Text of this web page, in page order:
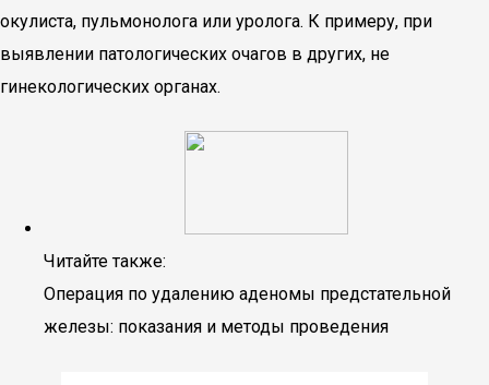
окулиста, пульмонолога или уролога. К примеру, при
выявлении патологических очагов в других, не
гинекологических органах.
Читайте также:
Операция по удалению аденомы предстательной
железы: показания и методы проведения